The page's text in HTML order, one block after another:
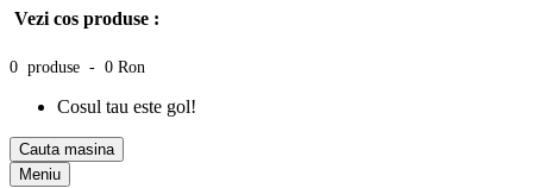
Vezi cos produse :
0 produse - 0 Ron
Cosul tau este gol!
Cauta masina
Meniu